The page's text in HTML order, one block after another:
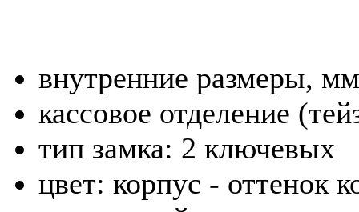
внутренние размеры,
кассовое отделение
тип замка: 2 ключевых
цвет: корпус - оттенок